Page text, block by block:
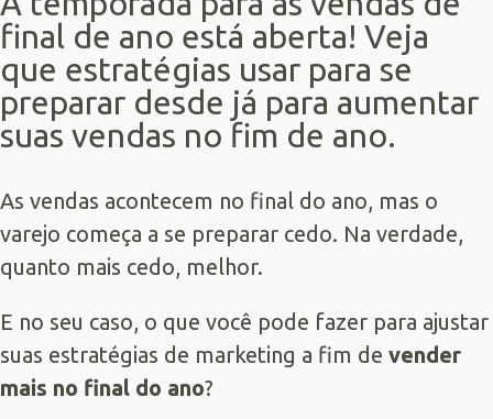
final de ano está aberta! Veja
que estratégias usar para se
preparar desde já para aumentar
suas vendas no fim de ano.
As vendas acontecem no final do ano, mas o
varejo começa a se preparar cedo. Na verdade,
quanto mais cedo, melhor.
E no seu caso, o que você pode fazer para ajustar
suas estratégias de marketing a fim de vender
mais no final do ano?